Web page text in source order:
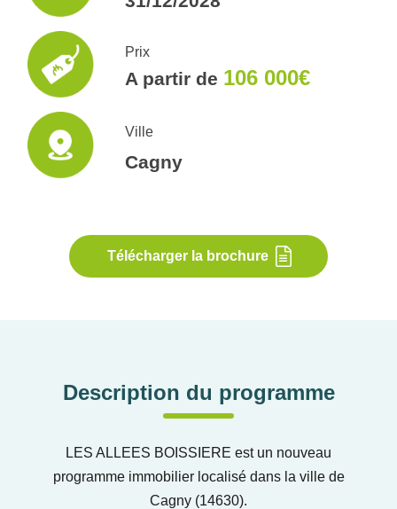
Prix
A partir de 106 000€
Ville
Cagny
Télécharger la brochure
Description du programme
LES ALLEES BOISSIERE est un nouveau
programme immobilier localisé dans la ville de
Cagny (14630).